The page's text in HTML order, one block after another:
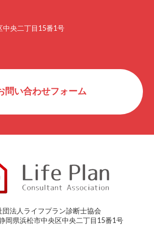
中央二丁目15番1号
問い合わせフォーム
団法人ライフプラン診断士協会
岡県浜松市中央区中央二丁目15番1号